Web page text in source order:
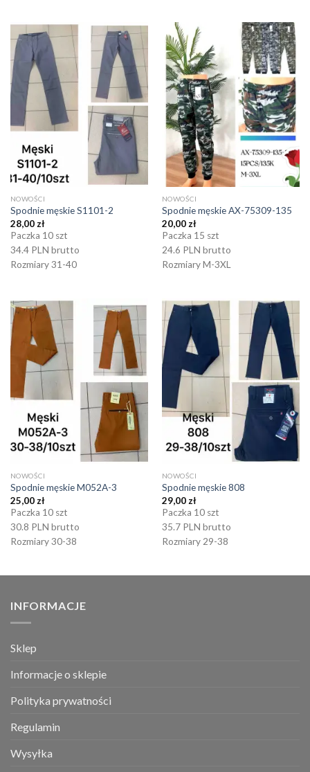
NOWOŚCI
Spodnie męskie S1101-2
28,00 zł
Paczka 10 szt
34.4 PLN brutto
Rozmiary 31-40
NOWOŚCI
Spodnie męskie AX-75309-135
20,00 zł
Paczka 15 szt
24.6 PLN brutto
Rozmiary M-3XL
NOWOŚCI
Spodnie męskie M052A-3
25,00 zł
Paczka 10 szt
30.8 PLN brutto
Rozmiary 30-38
NOWOŚCI
Spodnie męskie 808
29,00 zł
Paczka 10 szt
35.7 PLN brutto
Rozmiary 29-38
INFORMACJE
Sklep
Informacje o sklepie
Polityka prywatności
Regulamin
Wysyłka